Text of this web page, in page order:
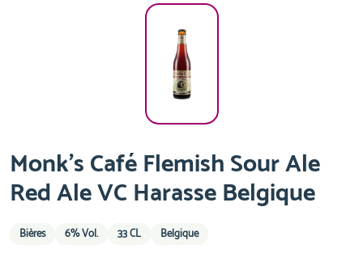
Monk's Café Flemish Sour Ale
Red Ale VC Harasse Belgique
Bières 6% Vol. 33 CL Belgique